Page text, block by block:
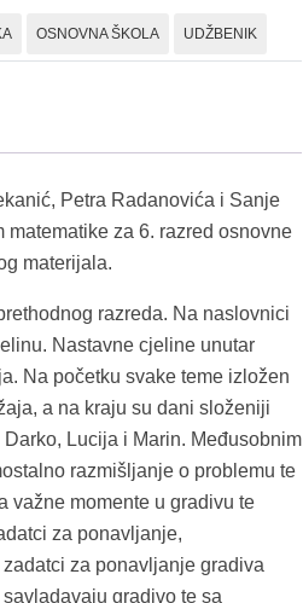
-
OSNOVNA ŠKOLA UDŽBENIK
Petra Radanovića i Sanje
za 6. razred osnovne
materijala.
razreda. Na naslovnici
Nastavne cjeline unutar
Na početku svake teme izložen
a na kraju su dani složeniji
Lucija i Marin. Međusobnim
razmišljanje o problemu te
važne momente u gradivu te
za ponavljanje,
za ponavljanje gradiva
gradivo te sa